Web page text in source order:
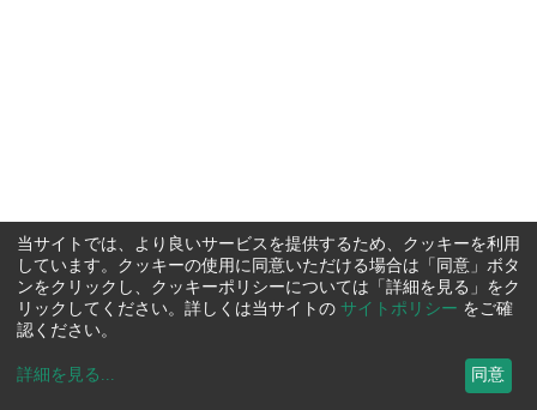
当サイトでは、より良いサービスを提供するため、クッキーを利用
しています。クッキーの使用に同意いただける場合は「同意」ボタ
ンをクリックし、クッキーポリシーについては「詳細を見る」をク
リックしてください。詳しくは当サイトの サイトポリシー をご確
認ください。
詳細を見る ... 同意